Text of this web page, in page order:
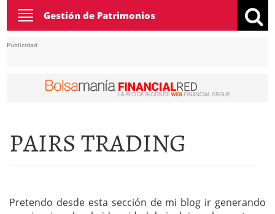
Toggle
navigation
Gestión de Patrimonios
Publicidad
PAIRS TRADING
Pretendo desde esta sección de mi blog ir generando